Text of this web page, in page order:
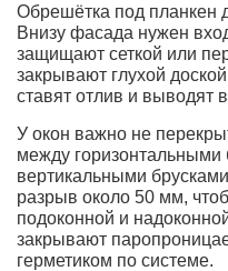
Обрешётка под планкен
Внизу фасада нужен
защищают сеткой или
закрывают глухой
ставят отлив и выводят
У окон важно не
между горизонтальными
вертикальными
разрыв около 50 мм,
подоконной и
закрывают
герметиком по системе.